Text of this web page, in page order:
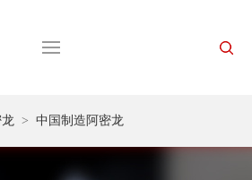
龙> 中国制造阿密龙